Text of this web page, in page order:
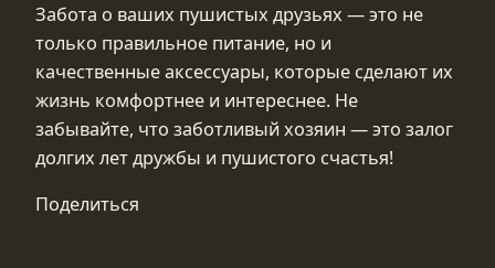
Забота о ваших пушистых друзьях — это не
только правильное питание, но и
качественные аксессуары, которые сделают их
жизнь комфортнее и интереснее. Не
забывайте, что заботливый хозяин — это залог
долгих лет дружбы и пушистого счастья!
Поделиться